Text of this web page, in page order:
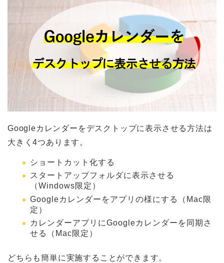
Googleカレンダーをデスクトップに表示させる方法は
大きく4つあります。
ショートカット化する
スタートアップフォルダに表示させる
（Windows限定）
Googleカレンダーをアプリの様にする（Mac限
定）
カレンダーアプリにGoogleカレンダーを同期さ
せる（Mac限定）
どちらも簡単に実施することができます。